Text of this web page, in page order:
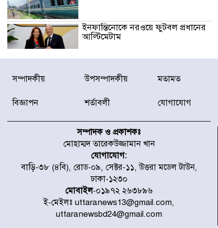
ইনফান্তিনোকে নরওয়ে ফুটবল প্রধানের
আল্টিমেটাম
দেশে ভারি বৃষ্টির সতর্কবার্তা, ১০
জেলায় বন্যার পূর্বাভাস
স্থাপনের উদ্যোগ চান মিয়া ব্যাপারীর
৭ জেলায় ঝোড়ো হাওয়াসহ বজ্রবৃষ্টির
শঙ্কা
বগুড়া ও সিলেটে সড়ক দুর্ঘটনায় নিহত
১৫
সম্পাদকীয় উপসম্পাদকীয় মতামত
বিজ্ঞাপন শর্তাবলী যোগাযোগ
সম্পাদক ও প্রকাশকঃ
মোহাম্মদ তারেকউজ্জামান খান
যোগাযোগ:
বাড়ি-৩৮ (৪বি), রোড-০৯, সেক্টর-১১, উত্তরা মডেল টাউন,
ঢাকা-১২৩০
মোবাইল-০১৯৭২ ২৬৩৮৯৬
ই-মেইলঃ uttaranews13@gmail.com,
uttaranewsbd24@gmail.com